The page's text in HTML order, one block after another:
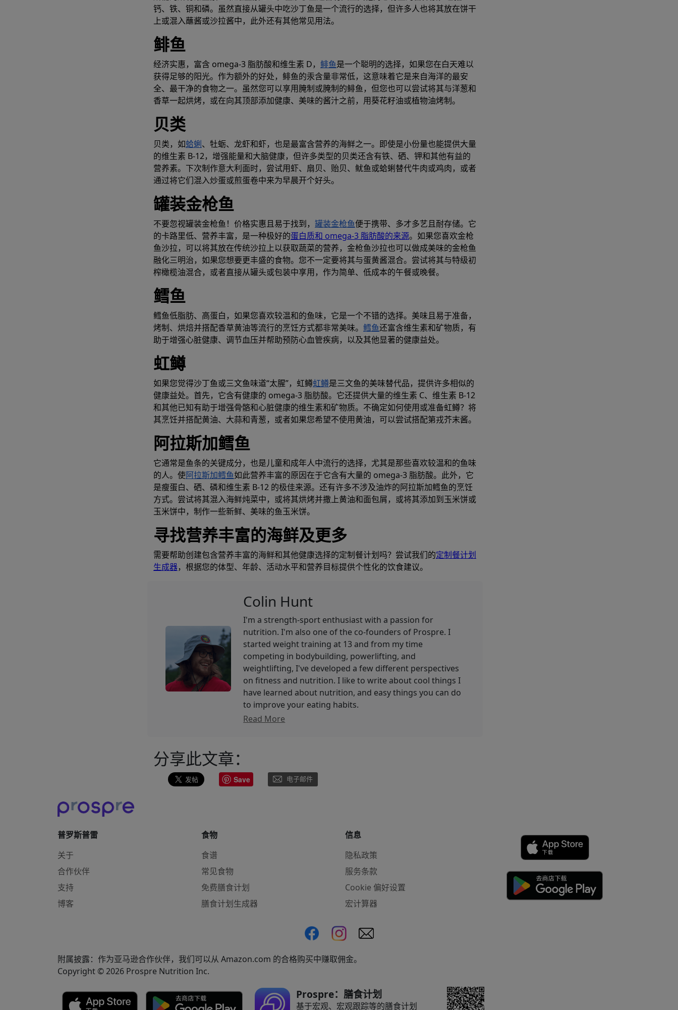
Prospre：膳食计划
基于宏观、宏观跟踪等的膳食计划
钙、铁、铜和磷。虽然直接从罐头中吃沙丁鱼是一个流行的选择，但许多人也将其放在饼干
上或混入蘸酱或沙拉酱中，此外还有其他常见用法。
鲱鱼
经济实惠，富含 omega-3 脂肪酸和维生素 D， 鲱鱼是一个聪明的选择，如果您在白天难以
获得足够的阳光。作为额外的好处，鲱鱼的汞含量非常低，这意味着它是来自海洋的最安
全、最干净的食物之一。虽然您可以享用腌制或腌制的鲱鱼，但您也可以尝试将其与洋葱和
香草一起烘烤，或在向其顶部添加健康、美味的酱汁之前，用葵花籽油或植物油烤制。
贝类
贝类，如蛤蜊、牡蛎、龙虾和虾，也是最富含营养的海鲜之一。即使是小份量也能提供大量
的维生素 B-12，增强能量和大脑健康，但许多类型的贝类还含有铁、硒、钾和其他有益的
营养素。下次制作意大利面时，尝试用虾、扇贝、贻贝、鱿鱼或蛤蜊替代牛肉或鸡肉，或者
通过将它们混入炒蛋或煎蛋卷中来为早晨开个好头。
罐装金枪鱼
不要忽视罐装金枪鱼！价格实惠且易于找到， 罐装金枪鱼便于携带、多才多艺且耐存储。它
的卡路里低、营养丰富，是一种极好的蛋白质和 omega-3 脂肪酸的来源。如果您喜欢金枪
鱼沙拉，可以将其放在传统沙拉上以获取蔬菜的营养，金枪鱼沙拉也可以做成美味的金枪鱼
融化三明治，如果您想要更丰盛的食物。您不一定要将其与蛋黄酱混合。尝试将其与特级初
榨橄榄油混合，或者直接从罐头或包装中享用，作为简单、低成本的午餐或晚餐。
鳕鱼
鳕鱼低脂肪、高蛋白，如果您喜欢较温和的鱼味，它是一个不错的选择。美味且易于准备，
烤制、烘焙并搭配香草黄油等流行的烹饪方式都非常美味。 鳕鱼还富含维生素和矿物质，有
助于增强心脏健康、调节血压并帮助预防心血管疾病，以及其他显著的健康益处。
虹鳟
如果您觉得沙丁鱼或三文鱼味道“太腥”，虹鳟虹鳟是三文鱼的美味替代品，提供许多相似的
健康益处。首先，它含有健康的 omega-3 脂肪酸。它还提供大量的维生素 C、维生素 B-12
和其他已知有助于增强骨骼和心脏健康的维生素和矿物质。不确定如何使用或准备虹鳟？将
其烹饪并搭配黄油、大蒜和青葱，或者如果您希望不使用黄油，可以尝试搭配第戎芥末酱。
阿拉斯加鳕鱼
它通常是鱼条的关键成分，也是儿童和成年人中流行的选择，尤其是那些喜欢较温和的鱼味
的人。使阿拉斯加鳕鱼如此营养丰富的原因在于它含有大量的 omega-3 脂肪酸。此外，它
是瘦蛋白、硒、磷和维生素 B-12 的极佳来源。还有许多不涉及油炸的阿拉斯加鳕鱼的烹饪
方式。尝试将其混入海鲜炖菜中，或将其烘烤并撒上黄油和面包屑，或将其添加到玉米饼或
玉米饼中，制作一些新鲜、美味的鱼玉米饼。
寻找营养丰富的海鲜及更多
需要帮助创建包含营养丰富的海鲜和其他健康选择的定制餐计划吗？尝试我们的定制餐计划
生成器，根据您的体型、年龄、活动水平和营养目标提供个性化的饮食建议。
Colin Hunt
I'm a strength-sport enthusiast with a passion for
nutrition. I'm also one of the co-founders of Prospre. I
started weight training at 13 and from my time
competing in bodybuilding, powerlifting, and
weightlifting, I've developed a few different perspectives
on fitness and nutrition. I like to write about cool things I
have learned about nutrition, and easy things you can do
to improve your eating habits.
Read More
分享此文章：
Save 电子邮件
Prospre：膳食计划
定制饮食和宏跟踪器
4.8 • 自由的
普罗斯普雷
关于
合作伙伴
支持
博客
食物
食谱
常见食物
免费膳食计划
膳食计划生成器
信息
隐私政策
服务条款
Cookie 偏好设置
宏计算器
附属披露：作为亚马逊合作伙伴，我们可以从 Amazon.com 的合格购买中赚取佣金。
Copyright © 2026 Prospre Nutrition Inc.